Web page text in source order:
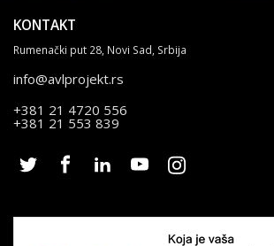
KONTAKT
Rumenački put 28, Novi Sad, Srbija
info@avlprojekt.rs
+381 21 4720 556
+381 21 553 839